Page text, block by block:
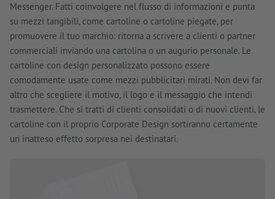
Messenger. Fatti coinvolgere nel flusso di informazioni e punta
su mezzi tangibili, come cartoline o cartoline piegate, per
promuovere il tuo marchio: ritorna a scrivere a clienti o partner
commerciali inviando una cartolina o un augurio personale. Le
cartoline con design personalizzato possono essere
comodamente usate come mezzi pubblicitari mirati. Non devi far
altro che scegliere il motivo, il logo e il messaggio che intendi
trasmettere. Che si tratti di clienti consolidati o di nuovi clienti, le
cartoline con il proprio Corporate Design sortiranno certamente
un inatteso effetto sorpresa nei destinatari.